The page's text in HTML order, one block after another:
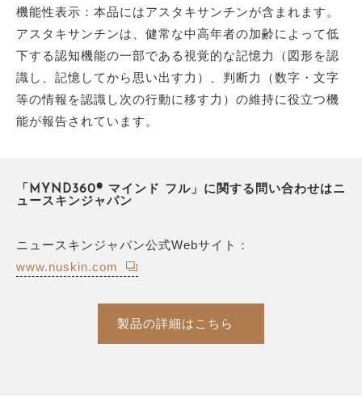
機能性表示：本品にはアスタキサンチンが含まれます。
アスタキサンチンは、健常な中高年者の加齢によって低
下する認知機能の一部である視覚的な記憶力（図形を認
識し、記憶してから思い出す力）、判断力（数字・文字
等の情報を認識し次の行動に移す力）の維持に役立つ機
能が報告されています。
「MYND360® マインド フル」に関する問い合わせはニ
ュースキンジャパン
ニュースキンジャパン公式Webサイト：
www.nuskin.com
製品の詳細はこちら